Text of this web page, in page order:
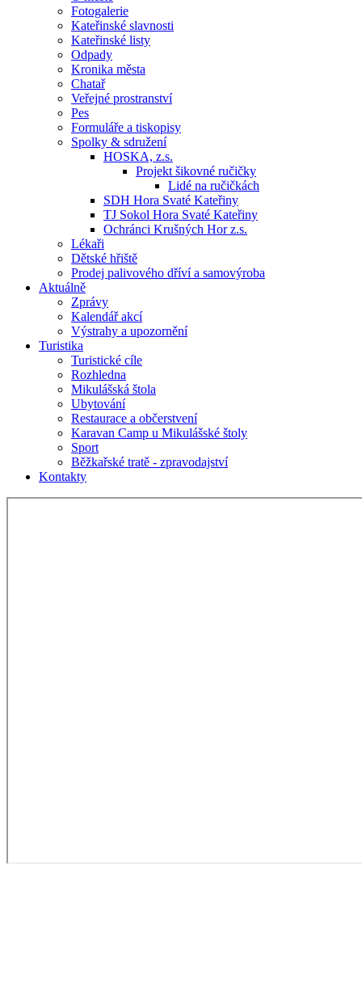
Fotogalerie
Kateřinské slavnosti
Kateřinské listy
Odpady
Kronika města
Chatař
Veřejné prostranství
Pes
Formuláře a tiskopisy
Spolky & sdružení
HOSKA, z.s.
Projekt šikovné ručičky
Lidé na ručičkách
SDH Hora Svaté Kateřiny
TJ Sokol Hora Svaté Kateřiny
Ochránci Krušných Hor z.s.
Lékaři
Dětské hřiště
Prodej palivového dříví a samovýroba
Aktuálně
Zprávy
Kalendář akcí
Výstrahy a upozornění
Turistika
Turistické cíle
Rozhledna
Mikulášská štola
Ubytování
Restaurace a občerstvení
Karavan Camp u Mikulášské štoly
Sport
Běžkařské tratě - zpravodajství
Kontakty